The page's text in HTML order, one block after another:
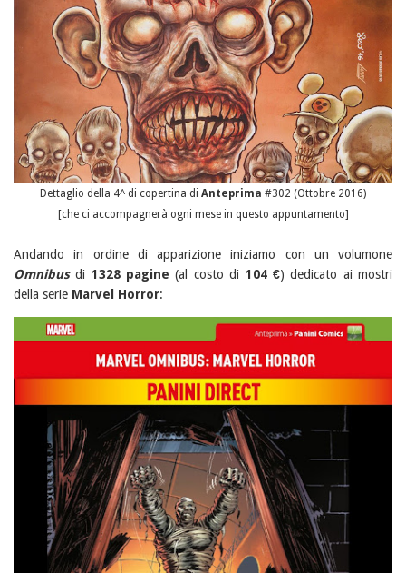
Dettaglio della 4^ di copertina di Anteprima #302 (Ottobre 2016)
[che ci accompagnerà ogni mese in questo appuntamento]
Andando in ordine di apparizione iniziamo con un volumone
Omnibusdi 1328 pagine (al costo di 104 €) dedicato ai mostri
della serie Marvel Horror: